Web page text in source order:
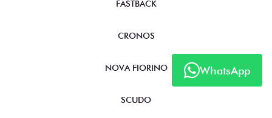
WhatsApp
FASTBACK
CRONOS
NOVA FIORINO
SCUDO